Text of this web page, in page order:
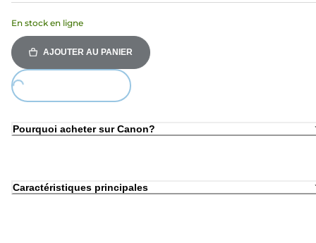
En stock en ligne
AJOUTER AU PANIER
Loading...
Pourquoi acheter sur Canon?
Caractéristiques principales